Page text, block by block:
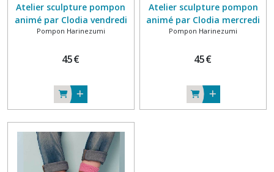
Atelier sculpture pompon
animé par Clodia vendredi
19 juin 2026 10h-12h
Pompon Harinezumi
45€
Atelier sculpture pompon
animé par Clodia mercredi
17 juin 2026 14h-16h
Pompon Harinezumi
45€